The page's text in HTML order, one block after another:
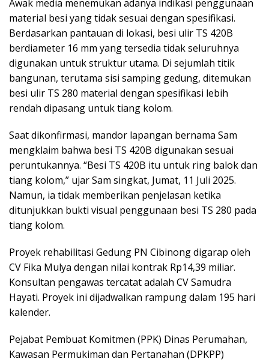
Awak media menemukan adanya indikasi penggunaan
material besi yang tidak sesuai dengan spesifikasi.
Berdasarkan pantauan di lokasi, besi ulir TS 420B
berdiameter 16 mm yang tersedia tidak seluruhnya
digunakan untuk struktur utama. Di sejumlah titik
bangunan, terutama sisi samping gedung, ditemukan
besi ulir TS 280 material dengan spesifikasi lebih
rendah dipasang untuk tiang kolom.
Saat dikonfirmasi, mandor lapangan bernama Sam
mengklaim bahwa besi TS 420B digunakan sesuai
peruntukannya. “Besi TS 420B itu untuk ring balok dan
tiang kolom,” ujar Sam singkat, Jumat, 11 Juli 2025.
Namun, ia tidak memberikan penjelasan ketika
ditunjukkan bukti visual penggunaan besi TS 280 pada
tiang kolom.
Proyek rehabilitasi Gedung PN Cibinong digarap oleh
CV Fika Mulya dengan nilai kontrak Rp14,39 miliar.
Konsultan pengawas tercatat adalah CV Samudra
Hayati. Proyek ini dijadwalkan rampung dalam 195 hari
kalender.
Pejabat Pembuat Komitmen (PPK) Dinas Perumahan,
Kawasan Permukiman dan Pertanahan (DPKPP)